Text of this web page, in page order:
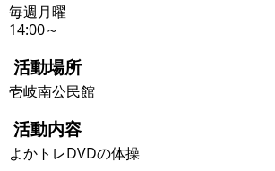
毎週月曜
14:00～
活動場所
壱岐南公民館
活動内容
よかトレDVDの体操